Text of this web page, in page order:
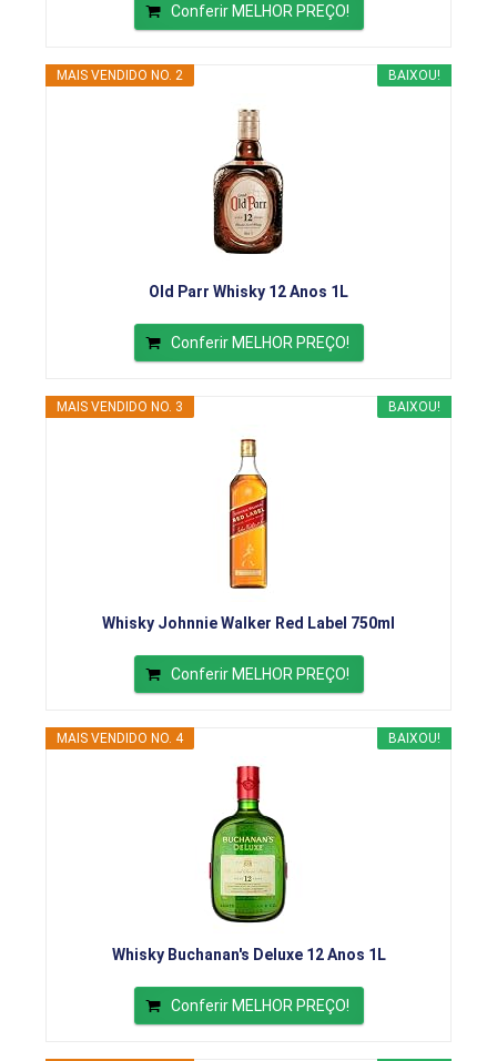
Conferir MELHOR PREÇO!
BAIXOU!
MAIS VENDIDO NO. 2
Old Parr Whisky 12 Anos 1L
Conferir MELHOR PREÇO!
BAIXOU!
MAIS VENDIDO NO. 3
Whisky Johnnie Walker Red Label 750ml
Conferir MELHOR PREÇO!
BAIXOU!
MAIS VENDIDO NO. 4
Whisky Buchanan's Deluxe 12 Anos 1L
Conferir MELHOR PREÇO!